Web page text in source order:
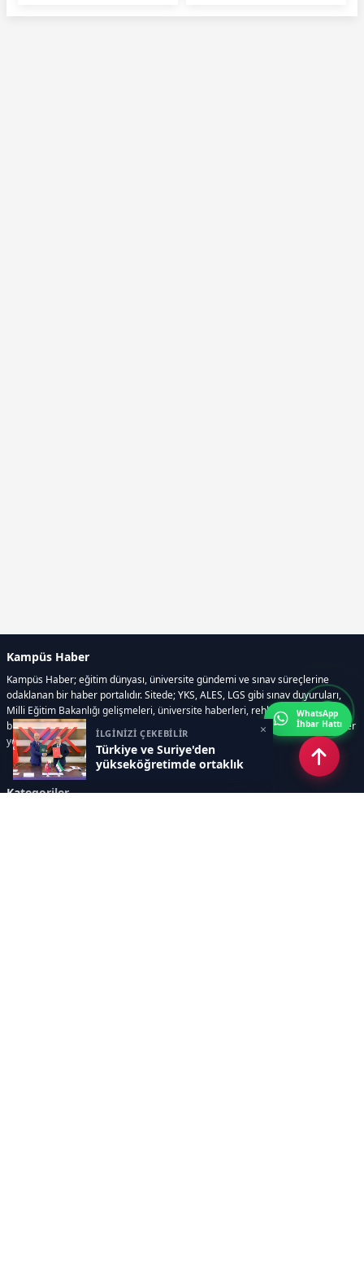
İLGİNİZİ ÇEKEBİLİR
Türkiye ve Suriye'den
yükseköğretimde ortaklık
×
Kampüs Haber
Kampüs Haber; eğitim dünyası, üniversite gündemi ve sınav süreçlerine
odaklanan bir haber portalıdır. Sitede; YKS, ALES, LGS gibi sınav duyuruları,
Milli Eğitim Bakanlığı gelişmeleri, üniversite haberleri, rehberlik içerikleri,
bilim ve teknoloji alanındaki yenilikler ile öğrenci yaşamına dair güncel bilgiler
yer alır.
Kategoriler
WhatsApp
İhbar Hattı